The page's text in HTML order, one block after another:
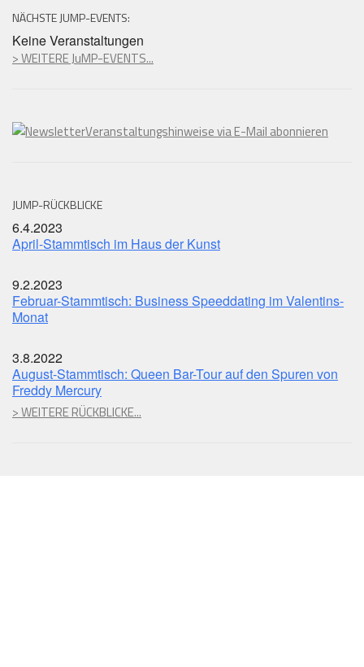
NÄCHSTE JUMP-EVENTS:
Keine Veranstaltungen
> WEITERE JuMP-EVENTS...
Veranstaltungshinweise via E-Mail abonnieren
JUMP-RÜCKBLICKE
6.4.2023
April-Stammtisch im Haus der Kunst
9.2.2023
Februar-Stammtisch: Business Speeddating im Valentins-
Monat
3.8.2022
August-Stammtisch: Queen Bar-Tour auf den Spuren von
Freddy Mercury
> WEITERE RÜCKBLICKE...